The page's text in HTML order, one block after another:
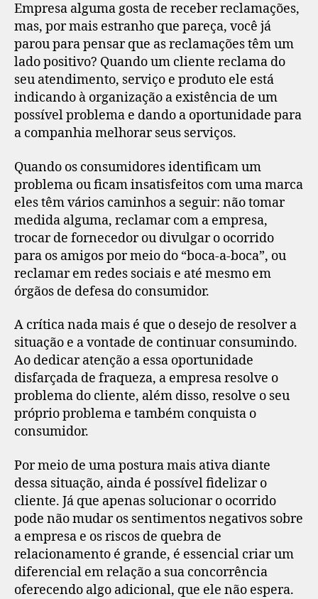
Empresa alguma gosta de receber reclamações,
mas, por mais estranho que pareça, você já
parou para pensar que as reclamações têm um
lado positivo? Quando um cliente reclama do
seu atendimento, serviço e produto ele está
indicando à organização a existência de um
possível problema e dando a oportunidade para
a companhia melhorar seus serviços.
Quando os consumidores identificam um
problema ou ficam insatisfeitos com uma marca
eles têm vários caminhos a seguir: não tomar
medida alguma, reclamar com a empresa,
trocar de fornecedor ou divulgar o ocorrido
para os amigos por meio do “boca-a-boca”, ou
reclamar em redes sociais e até mesmo em
órgãos de defesa do consumidor.
A crítica nada mais é que o desejo de resolver a
situação e a vontade de continuar consumindo.
Ao dedicar atenção a essa oportunidade
disfarçada de fraqueza, a empresa resolve o
problema do cliente, além disso, resolve o seu
próprio problema e também conquista o
consumidor.
Por meio de uma postura mais ativa diante
dessa situação, ainda é possível fidelizar o
cliente. Já que apenas solucionar o ocorrido
pode não mudar os sentimentos negativos sobre
a empresa e os riscos de quebra de
relacionamento é grande, é essencial criar um
diferencial em relação a sua concorrência
oferecendo algo adicional, que ele não espera.